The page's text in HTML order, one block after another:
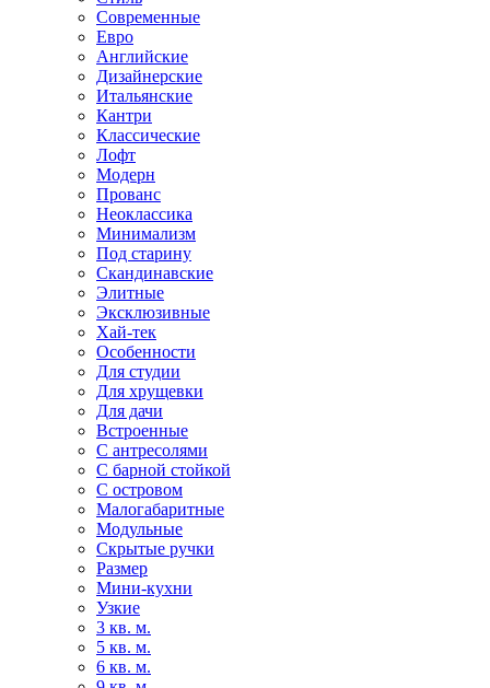
Современные
Евро
Английские
Дизайнерские
Итальянские
Кантри
Классические
Лофт
Модерн
Прованс
Неоклассика
Минимализм
Под старину
Скандинавские
Элитные
Эксклюзивные
Хай-тек
Особенности
Для студии
Для хрущевки
Для дачи
Встроенные
С антресолями
С барной стойкой
С островом
Малогабаритные
Модульные
Скрытые ручки
Размер
Мини-кухни
Узкие
3 кв. м.
5 кв. м.
6 кв. м.